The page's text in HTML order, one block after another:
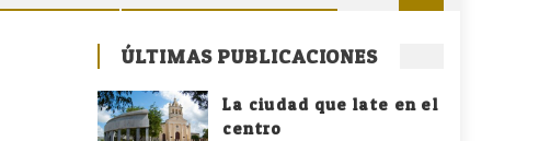
ÚLTIMAS PUBLICACIONES
La ciudad que late en el
centro